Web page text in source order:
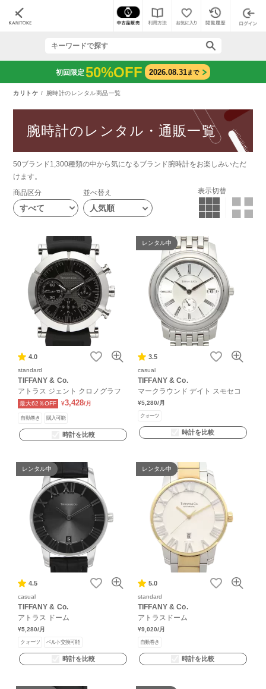
初回限定50%OFF 2026.08.31まで
カリトケ 腕時計のレンタル商品一覧
腕時計のレンタル・通販一覧
50ブランド1,300種類の中から気になるブランド腕時計をお楽しみいただ
けます。
商品区分
すべて
並べ替え 表示切替
4.0
standard
TIFFANY & Co.
アトラス ジェント クロノグラフ
最大62％OFF ¥3,428/月
自動巻き 購入可能
時計を比較
レンタル中
3.5
casual
TIFFANY & Co.
マークラウンド デイト スモセコ
¥5,280/月
クォーツ
時計を比較
レンタル中
4.5
casual
TIFFANY & Co.
アトラス ドーム
¥5,280/月
クォーツ ベルト交換可能
時計を比較
レンタル中
5.0
standard
TIFFANY & Co.
アトラスドーム
¥9,020/月
自動巻き
時計を比較